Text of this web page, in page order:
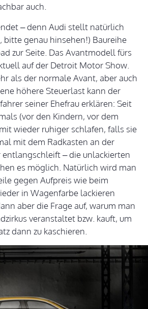
auch.
– denn Audi stellt natürlich
bitte genau hinsehen!) Baureihe
zur Seite. Das Avantmodell fürs
auf der Detroit Motor Show.
als der normale Avant, aber auch
höhere Steuerlast kann der
seiner Ehefrau erklären: Seit
(vor den Kindern, vor dem
wieder ruhiger schlafen, falls sie
mit dem Radkasten an der
entlangschleift – die unlackierten
es möglich. Natürlich wird man
gegen Aufpreis wie beim
in Wagenfarbe lackieren
aber die Frage auf, warum man
veranstaltet bzw. kauft, um
dann zu kaschieren.